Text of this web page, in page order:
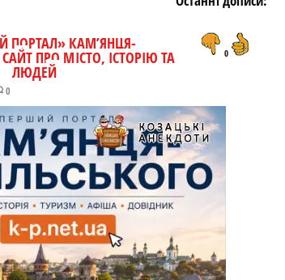
ПОРТАЛ» КАМ’ЯНЦЯ-
ПРО МІСТО, ІСТОРІЮ ТА
ЛЮДЕЙ
0
0